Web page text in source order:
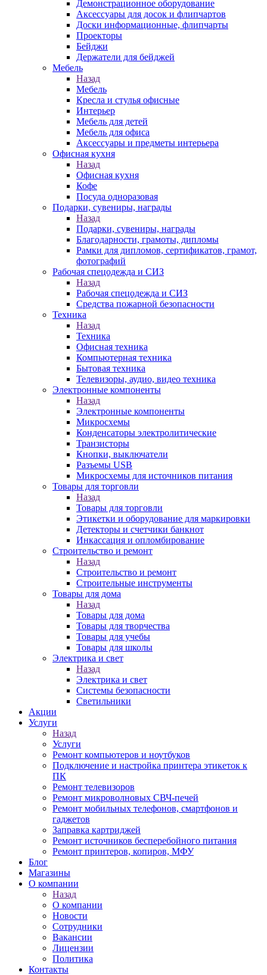
Демонстрационное оборудование
Аксессуары для досок и флипчартов
Доски информационные, флипчарты
Проекторы
Бейджи
Держатели для бейджей
Мебель
Назад
Мебель
Кресла и стулья офисные
Интерьер
Мебель для детей
Мебель для офиса
Аксессуары и предметы интерьера
Офисная кухня
Назад
Офисная кухня
Кофе
Посуда одноразовая
Подарки, сувениры, награды
Назад
Подарки, сувениры, награды
Благодарности, грамоты, дипломы
Рамки для дипломов, сертификатов, грамот,
фотографий
Рабочая спецодежда и СИЗ
Назад
Рабочая спецодежда и СИЗ
Средства пожарной безопасности
Техника
Назад
Техника
Офисная техника
Компьютерная техника
Бытовая техника
Телевизоры, аудио, видео техника
Электронные компоненты
Назад
Электронные компоненты
Микросхемы
Конденсаторы электролитические
Транзисторы
Кнопки, выключатели
Разъемы USB
Микросхемы для источников питания
Товары для торговли
Назад
Товары для торговли
Этикетки и оборудование для маркировки
Детекторы и счетчики банкнот
Инкассация и опломбирование
Строительство и ремонт
Назад
Строительство и ремонт
Строительные инструменты
Товары для дома
Назад
Товары для дома
Товары для творчества
Товары для учебы
Товары для школы
Электрика и свет
Назад
Электрика и свет
Системы безопасности
Светильники
Акции
Услуги
Назад
Услуги
Ремонт компьютеров и ноутбуков
Подключение и настройка принтера этикеток к
ПК
Ремонт телевизоров
Ремонт микроволновых СВЧ-печей
Ремонт мобильных телефонов, смартфонов и
гаджетов
Заправка картриджей
Ремонт источников бесперебойного питания
Ремонт принтеров, копиров, МФУ
Блог
Магазины
О компании
Назад
О компании
Новости
Сотрудники
Вакансии
Лицензии
Политика
Контакты